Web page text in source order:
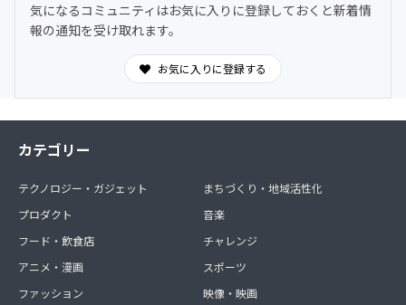
気になるコミュニティはお気に入りに登録しておくと新着情
報の通知を受け取れます。
お気に入りに登録する
カテゴリー
テクノロジー・ガジェット
プロダクト
フード・飲食店
アニメ・漫画
ファッション
まちづくり・地域活性化
音楽
チャレンジ
スポーツ
映像・映画